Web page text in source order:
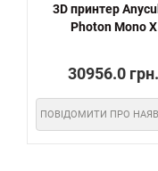
3D принтер
Photon Mono X
30956.0 грн.
ПОВІДОМИТИ ПРО